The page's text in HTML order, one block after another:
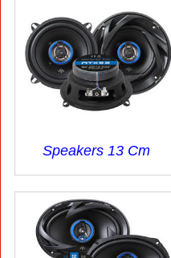
Speakers 13 Cm